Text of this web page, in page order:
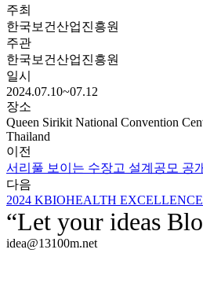
주최
한국보건산업진흥원
주관
한국보건산업진흥원
일시
2024.07.10~07.12
장소
Queen Sirikit National Convention
Thailand
이전
서리풀 보이는 수장고 설계공모 공
다음
2024 KBIOHEALTH EXCELLENCE
“Let your ideas
idea@13100m.net